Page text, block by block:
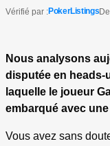
Vérifié par :PokerListings
Nous analysons
disputée en heads-
laquelle le joueur
embarqué avec
Vous avez sans